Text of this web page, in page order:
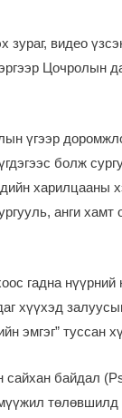
зураг, видео
Цочролын
үгээр
болж
харилцааны
анги
гадна
хүүхэд
эмгэг” туссан
сайхан байдал